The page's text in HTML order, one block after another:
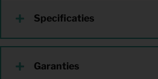
Specificaties
Garanties